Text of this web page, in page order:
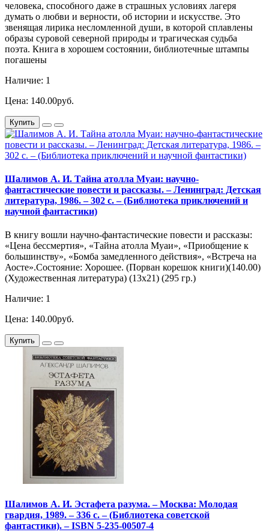
человека, способного даже в страшных условиях лагеря
думать о любви и верности, об истории и искусстве. Это
звенящая лирика несломленной души, в которой сплавлены
образы суровой северной природы и трагическая судьба
поэта. Книга в хорошем состоянии, библиотечные штампы
погашены
Наличие: 1
Цена: 140.00руб.
Купить
Шалимов А. И. Тайна атолла Муаи: научно-
фантастические повести и рассказы. – Ленинград: Детская
литература, 1986. – 302 с. – (Библиотека приключений и
научной фантастики)
В книгу вошли научно-фантастические повести и рассказы:
«Цена бессмертия», «Тайна атолла Муаи», «Приобщение к
большинству», «Бомба замедленного действия», «Встреча на
Аосте».Состояние: Хорошее. (Порван корешок книги)(140.00)
(Художественная литература) (13х21) (295 гр.)
Наличие: 1
Цена: 140.00руб.
Купить
Шалимов А. И. Эстафета разума. – Москва: Молодая
гвардия, 1989. – 336 с. – (Библиотека советской
фантастики). – ISBN 5-235-00507-4